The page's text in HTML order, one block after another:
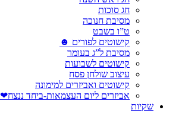
חג סוכות
מסיבת חנוכה
ט”ו בשבט
קישוטים לפורים ☻
מסיבת ל”ג בעומר
קישוטים לשבועות
עיצוב שולחן פסח
קישוטים ואביזרים למימונה
אביזרים ליום העצמאות-ביחד ננצח❤
שקיות